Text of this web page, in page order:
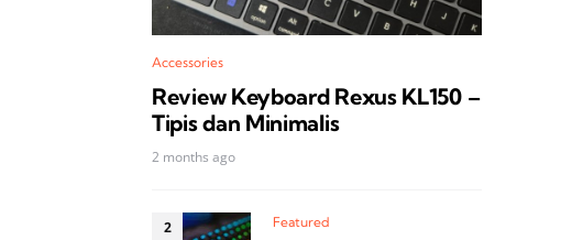
Accessories
Review Keyboard Rexus KL150 –
Tipis dan Minimalis
2 months ago
Featured